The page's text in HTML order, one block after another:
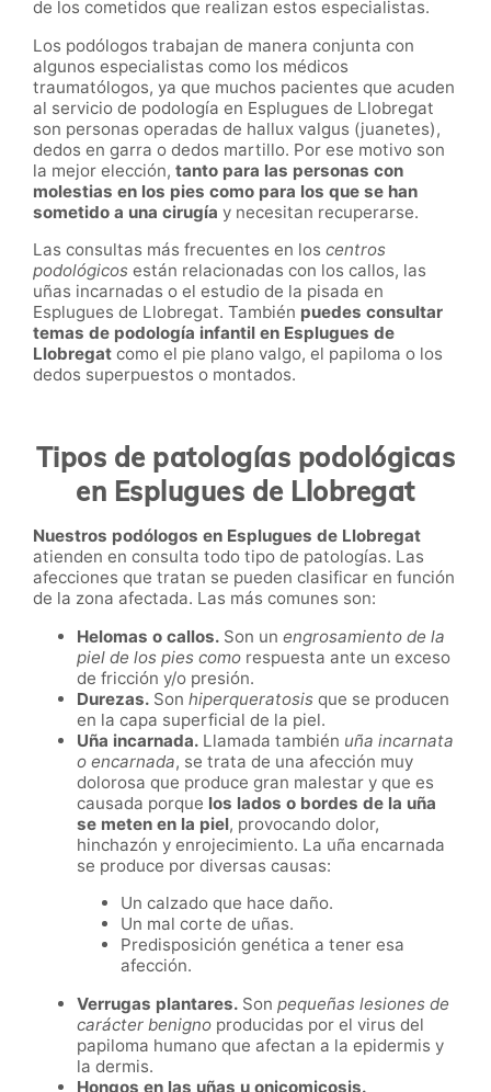
de los cometidos que realizan estos especialistas.
Los podólogos trabajan de manera conjunta con
algunos especialistas como los médicos
traumatólogos, ya que muchos pacientes que acuden
al servicio de podología en Esplugues de Llobregat
son personas operadas de hallux valgus (juanetes),
dedos en garra o dedos martillo. Por ese motivo son
la mejor elección, tanto para las personas con
molestias en los pies como para los que se han
sometido a una cirugía y necesitan recuperarse.
Las consultas más frecuentes en los centros
podológicos están relacionadas con los callos, las
uñas incarnadas o el estudio de la pisada en
Esplugues de Llobregat. También puedes consultar
temas de podología infantil en Esplugues de
Llobregat como el pie plano valgo, el papiloma o los
dedos superpuestos o montados.
Tipos de patologías podológicas
en Esplugues de Llobregat
Nuestros podólogos en Esplugues de Llobregat
atienden en consulta todo tipo de patologías. Las
afecciones que tratan se pueden clasificar en función
de la zona afectada. Las más comunes son:
Helomas o callos. Son un engrosamiento de la
piel de los pies como respuesta ante un exceso
de fricción y/o presión.
Durezas. Son hiperqueratosis que se producen
en la capa superficial de la piel.
Uña incarnada. Llamada también uña incarnata
o encarnada, se trata de una afección muy
dolorosa que produce gran malestar y que es
causada porque los lados o bordes de la uña
se meten en la piel, provocando dolor,
hinchazón y enrojecimiento. La uña encarnada
se produce por diversas causas:
Un calzado que hace daño.
Un mal corte de uñas.
Predisposición genética a tener esa
afección.
Verrugas plantares. Son pequeñas lesiones de
carácter benigno producidas por el virus del
papiloma humano que afectan a la epidermis y
la dermis.
Hongos en las uñas u onicomicosis.